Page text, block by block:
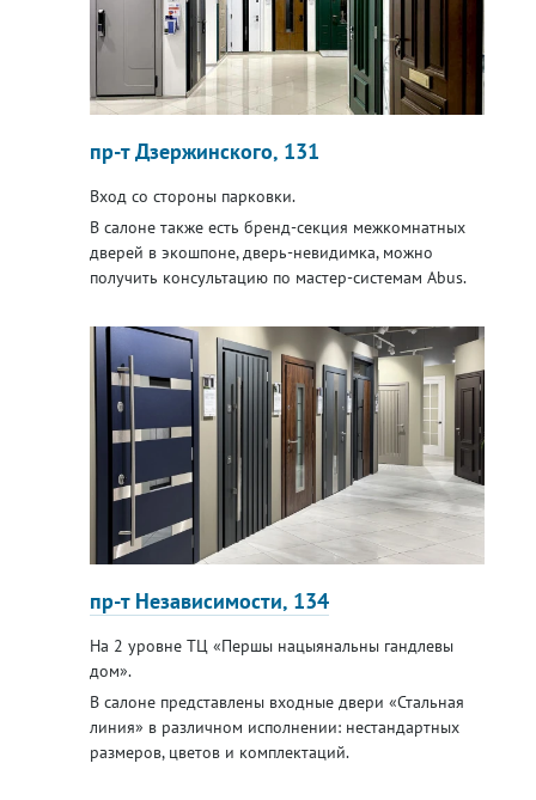
пр-т Дзержинского, 131
Вход со стороны парковки.
В салоне также есть бренд-секция межкомнатных
дверей в экошпоне, дверь-невидимка, можно
получить консультацию по мастер-системам Abus.
пр-т Независимости, 134
На 2 уровне ТЦ «Першы нацыянальны гандлевы
дом».
В салоне представлены входные двери «Стальная
линия» в различном исполнении: нестандартных
размеров, цветов и комплектаций.